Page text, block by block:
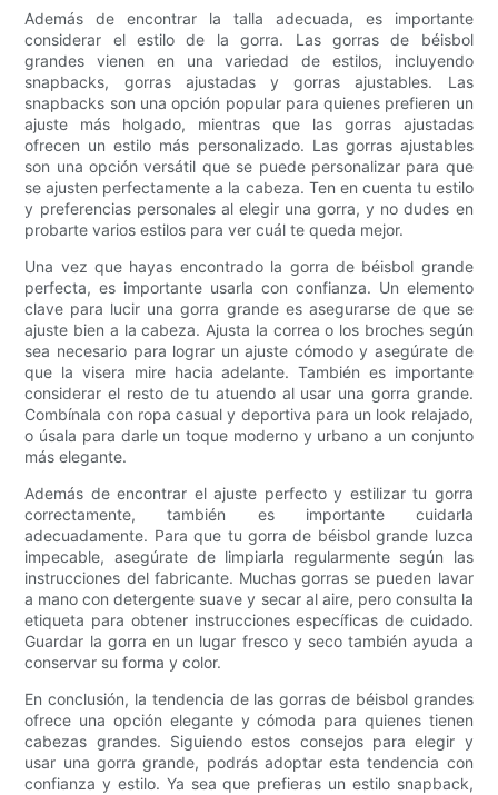
Además de encontrar la talla adecuada, es importante
considerar el estilo de la gorra. Las gorras de béisbol
grandes vienen en una variedad de estilos, incluyendo
snapbacks, gorras ajustadas y gorras ajustables. Las
snapbacks son una opción popular para quienes prefieren un
ajuste más holgado, mientras que las gorras ajustadas
ofrecen un estilo más personalizado. Las gorras ajustables
son una opción versátil que se puede personalizar para que
se ajusten perfectamente a la cabeza. Ten en cuenta tu estilo
y preferencias personales al elegir una gorra, y no dudes en
probarte varios estilos para ver cuál te queda mejor.
Una vez que hayas encontrado la gorra de béisbol grande
perfecta, es importante usarla con confianza. Un elemento
clave para lucir una gorra grande es asegurarse de que se
ajuste bien a la cabeza. Ajusta la correa o los broches según
sea necesario para lograr un ajuste cómodo y asegúrate de
que la visera mire hacia adelante. También es importante
considerar el resto de tu atuendo al usar una gorra grande.
Combínala con ropa casual y deportiva para un look relajado,
o úsala para darle un toque moderno y urbano a un conjunto
más elegante.
Además de encontrar el ajuste perfecto y estilizar tu gorra
correctamente, también es importante cuidarla
adecuadamente. Para que tu gorra de béisbol grande luzca
impecable, asegúrate de limpiarla regularmente según las
instrucciones del fabricante. Muchas gorras se pueden lavar
a mano con detergente suave y secar al aire, pero consulta la
etiqueta para obtener instrucciones específicas de cuidado.
Guardar la gorra en un lugar fresco y seco también ayuda a
conservar su forma y color.
En conclusión, la tendencia de las gorras de béisbol grandes
ofrece una opción elegante y cómoda para quienes tienen
cabezas grandes. Siguiendo estos consejos para elegir y
usar una gorra grande, podrás adoptar esta tendencia con
confianza y estilo. Ya sea que prefieras un estilo snapback,